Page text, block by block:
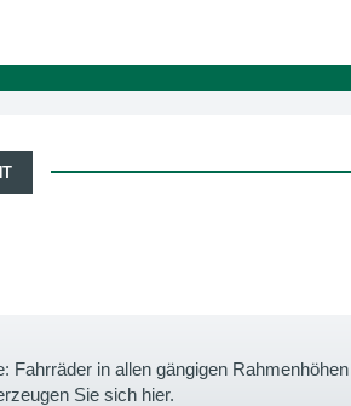
Fahrräder in allen gängigen
Sie sich hier.